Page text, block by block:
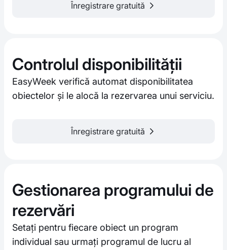
Înregistrare gratuită
Controlul disponibilității
EasyWeek verifică automat disponibilitatea
obiectelor și le alocă la rezervarea unui serviciu.
Înregistrare gratuită
Gestionarea programului de
rezervări
Setați pentru fiecare obiect un program
individual sau urmați programul de lucru al